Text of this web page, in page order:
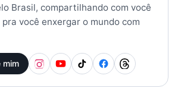
Brasil, compartilhando com você
você enxergar o mundo com
mim